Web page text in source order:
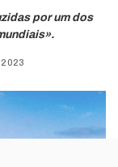
por um dos